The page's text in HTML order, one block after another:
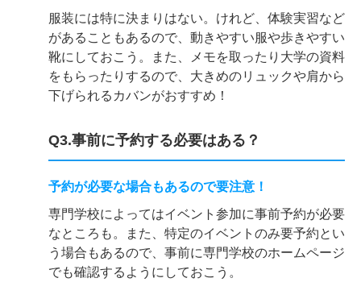
服装には特に決まりはない。けれど、体験実習など
があることもあるので、動きやすい服や歩きやすい
靴にしておこう。また、メモを取ったり大学の資料
をもらったりするので、大きめのリュックや肩から
下げられるカバンがおすすめ！
Q3.事前に予約する必要はある？
予約が必要な場合もあるので要注意！
専門学校によってはイベント参加に事前予約が必要
なところも。また、特定のイベントのみ要予約とい
う場合もあるので、事前に専門学校のホームページ
でも確認するようにしておこう。